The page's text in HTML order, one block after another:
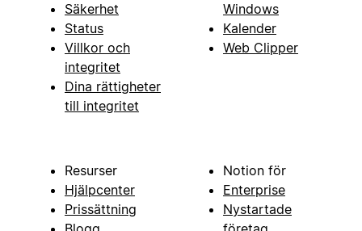
Säkerhet
Status
Villkor och
integritet
Dina rättigheter
till integritet
Windows
Kalender
Web Clipper
Resurser
Hjälpcenter
Prissättning
Notion för
Enterprise
Nystartade